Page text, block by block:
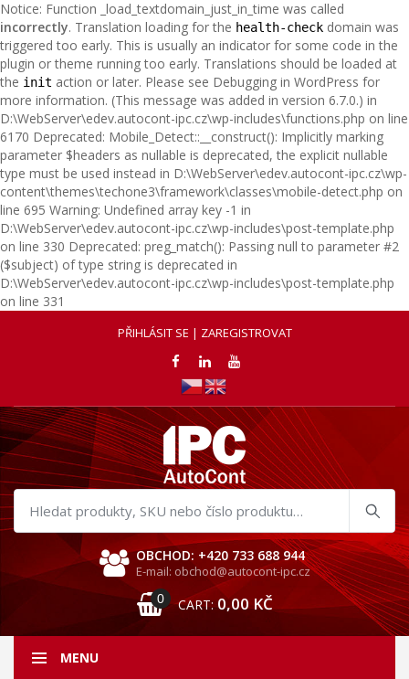
Notice: Function _load_textdomain_just_in_time was called
incorrectly. Translation loading for the health-check domain was
triggered too early. This is usually an indicator for some code in the
plugin or theme running too early. Translations should be loaded at
the init action or later. Please see Debugging in WordPress for
more information. (This message was added in version 6.7.0.) in
D:\WebServer\edev.autocont-ipc.cz\wp-includes\functions.php on line
6170 Deprecated: Mobile_Detect::__construct(): Implicitly marking
parameter $headers as nullable is deprecated, the explicit nullable
type must be used instead in D:\WebServer\edev.autocont-ipc.cz\wp-
content\themes\techone3\framework\classes\mobile-detect.php on
line 695 Warning: Undefined array key -1 in
D:\WebServer\edev.autocont-ipc.cz\wp-includes\post-template.php
on line 330 Deprecated: preg_match(): Passing null to parameter #2
($subject) of type string is deprecated in
D:\WebServer\edev.autocont-ipc.cz\wp-includes\post-template.php
on line 331
PŘIHLÁSIT SE | ZAREGISTROVAT
Hledat
produkty
OBCHOD: +420 733 688 944
E-mail: obchod@autocont-ipc.cz
0 CART: 0,00 KČ
MENU